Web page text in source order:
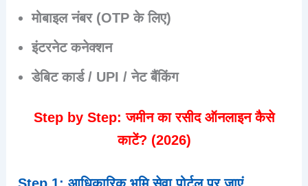
मोबाइल नंबर (OTP के लिए)
इंटरनेट कनेक्शन
डेबिट कार्ड / UPI / नेट बैंकिंग
Step by Step: जमीन का रसीद ऑनलाइन कैसे
काटें? (2026)